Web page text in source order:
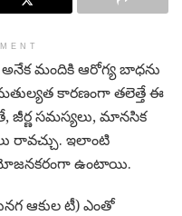
మందికి ఆరోగ్య బాధను
కారణంగా తలెత్తే ఈ
జీర్ణ సమస్యలు, మానసిక
రావచ్చు. ఇలాంటి
ఉంటాయి.
ఆకుల టీ) ఎంతో